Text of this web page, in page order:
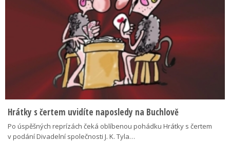
Hrátky s čertem uvidíte naposledy na Buchlově
Po úspěšných reprízách čeká oblíbenou pohádku Hrátky s čertem
v podání Divadelní společnosti J. K. Tyla…